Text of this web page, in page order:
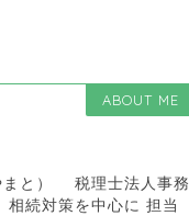
ABOUT ME
と） 税理士法人事務
相続対策を中心に 担当